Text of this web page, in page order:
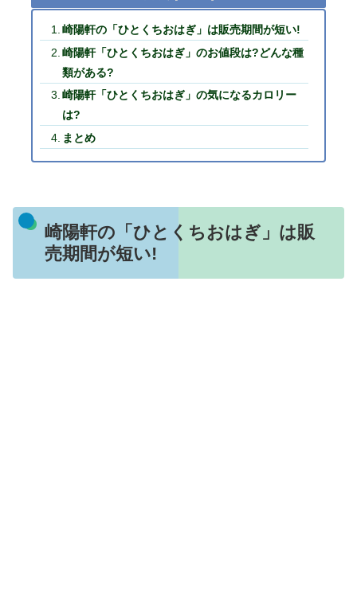
崎陽軒の「ひとくちおはぎ」は販売期間が短い!
崎陽軒「ひとくちおはぎ」のお値段は?どんな種
類がある?
崎陽軒「ひとくちおはぎ」の気になるカロリー
は?
まとめ
崎陽軒の「ひとくちおはぎ」は販
売期間が短い!